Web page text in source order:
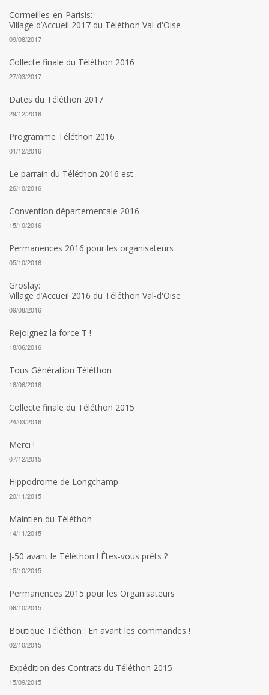
Cormeilles-en-Parisis:
Village d’Accueil 2017 du Téléthon Val-d'Oise
09/08/2017
Collecte finale du Téléthon 2016
27/03/2017
Dates du Téléthon 2017
29/12/2016
Programme Téléthon 2016
01/12/2016
Le parrain du Téléthon 2016 est...
26/10/2016
Convention départementale 2016
15/10/2016
Permanences 2016 pour les organisateurs
05/10/2016
Groslay:
Village d’Accueil 2016 du Téléthon Val-d'Oise
09/08/2016
Rejoignez la force T !
18/06/2016
Tous Génération Téléthon
18/06/2016
Collecte finale du Téléthon 2015
24/03/2016
Merci !
07/12/2015
Hippodrome de Longchamp
20/11/2015
Maintien du Téléthon
14/11/2015
J-50 avant le Téléthon ! Êtes-vous prêts ?
15/10/2015
Permanences 2015 pour les Organisateurs
06/10/2015
Boutique Téléthon : En avant les commandes !
02/10/2015
Expédition des Contrats du Téléthon 2015
15/09/2015